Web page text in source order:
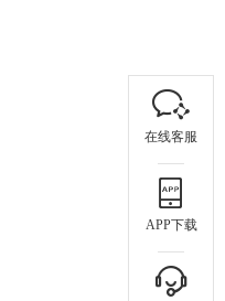
在线客服
APP下载